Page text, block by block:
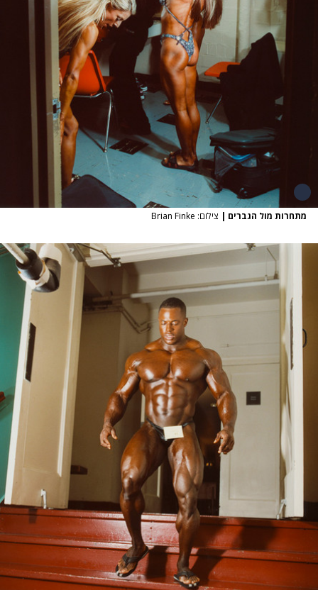
מתחרות מול הגברים | צילום: Brian Finke